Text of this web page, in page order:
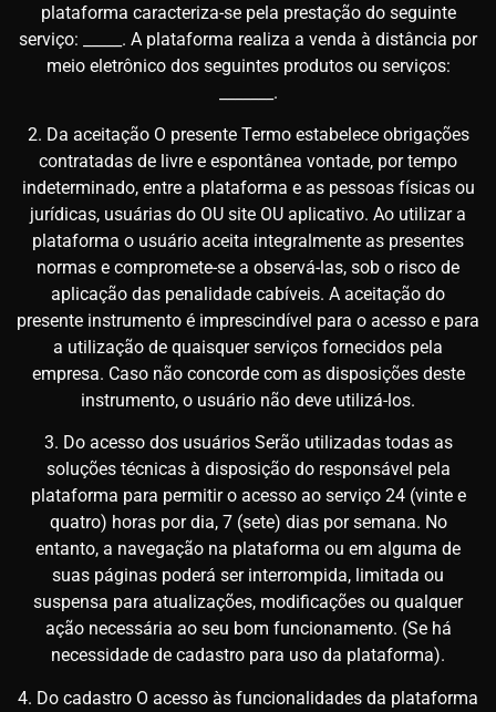
plataforma caracteriza-se pela prestação do seguinte
serviço: _____. A plataforma realiza a venda à distância por
meio eletrônico dos seguintes produtos ou serviços:
_______.
2. Da aceitação O presente Termo estabelece obrigações
contratadas de livre e espontânea vontade, por tempo
indeterminado, entre a plataforma e as pessoas físicas ou
jurídicas, usuárias do OU site OU aplicativo. Ao utilizar a
plataforma o usuário aceita integralmente as presentes
normas e compromete-se a observá-las, sob o risco de
aplicação das penalidade cabíveis. A aceitação do
presente instrumento é imprescindível para o acesso e para
a utilização de quaisquer serviços fornecidos pela
empresa. Caso não concorde com as disposições deste
instrumento, o usuário não deve utilizá-los.
3. Do acesso dos usuários Serão utilizadas todas as
soluções técnicas à disposição do responsável pela
plataforma para permitir o acesso ao serviço 24 (vinte e
quatro) horas por dia, 7 (sete) dias por semana. No
entanto, a navegação na plataforma ou em alguma de
suas páginas poderá ser interrompida, limitada ou
suspensa para atualizações, modificações ou qualquer
ação necessária ao seu bom funcionamento. (Se há
necessidade de cadastro para uso da plataforma).
4. Do cadastro O acesso às funcionalidades da plataforma